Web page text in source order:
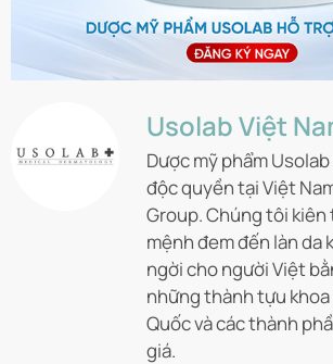
Usolab Việt
Dược mỹ phẩm
độc quyền tại Việt
Group. Chúng tôi
mệnh đem đến làn da
ngời cho người Việt
những thành tựu khoa
Quốc và các thành
giá.